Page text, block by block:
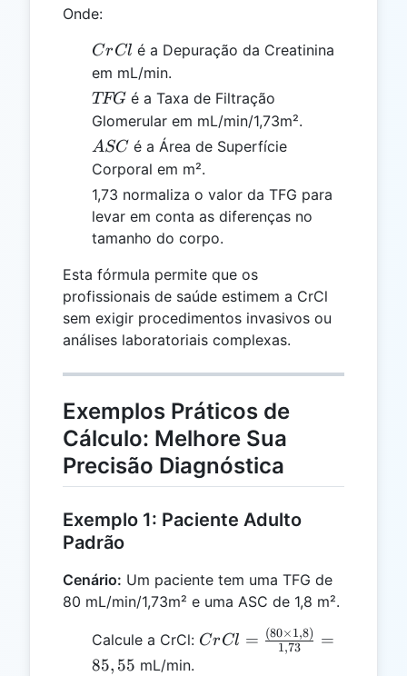
Onde:
CrCl
CrCl é a Depuração da Creatinina
em mL/min.
TFG
TFG é a Taxa de Filtração
Glomerular em mL/min/1,73m².
ASC
ASC é a Área de Superfície
Corporal em m².
1,73 normaliza o valor da TFG para
levar em conta as diferenças no
tamanho do corpo.
Esta fórmula permite que os
profissionais de saúde estimem a CrCl
sem exigir procedimentos invasivos ou
análises laboratoriais complexas.
Exemplos Práticos de
Cálculo: Melhore Sua
Precisão Diagnóstica
Exemplo 1: Paciente Adulto
Padrão
Cenário: Um paciente tem uma TFG de
80 mL/min/1,73m² e uma ASC de 1,8 m².
Calcule a CrCl: CrCl =
CrCl = 1,73
(80×1,8)
=
85, 55 mL/min.